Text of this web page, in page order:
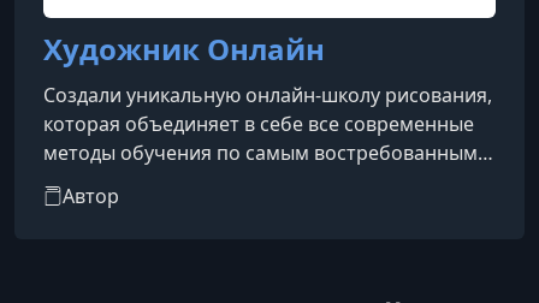
Художник Онлайн
Создали уникальную онлайн-школу рисования,
которая объединяет в себе все современные
методы обучения по самым востребованным
направлениям.
Автор